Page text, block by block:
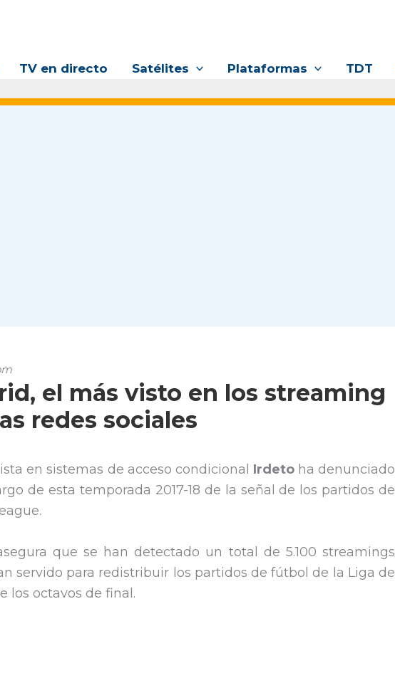
TV en directo Satélites Plataformas TDT
el más visto en los streaming
redes sociales
en sistemas de acceso condicional Irdetoha denunciado
de esta temporada 2017-18 de la señal de los partidos de
que se han detectado un total de 5.100 streamings
servido para redistribuir los partidos de fútbol de la Liga de
los octavos de final.